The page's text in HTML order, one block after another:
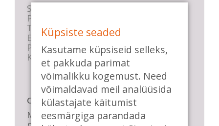
Stuudio sisekord
Privaatsustingimused
Tasemete kirjeldused
E-poe tingimused
Parkimise info
KKK
Casa de Baile
Me pühendume lõbusale olemisele,
Küpsiste seaded
Kasutame küpsiseid selleks,
et pakkuda parimat
võimalikku kogemust. Need
võimaldavad meil analüüsida
külastajate käitumist
eesmärgiga parandada